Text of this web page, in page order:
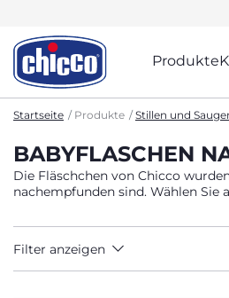
Produkte
Startseite Produkte Stillen und
BABYFLASCHEN
Die Fläschchen von Chicco
nachempfunden sind. Wählen Sie
Filter anzeigen